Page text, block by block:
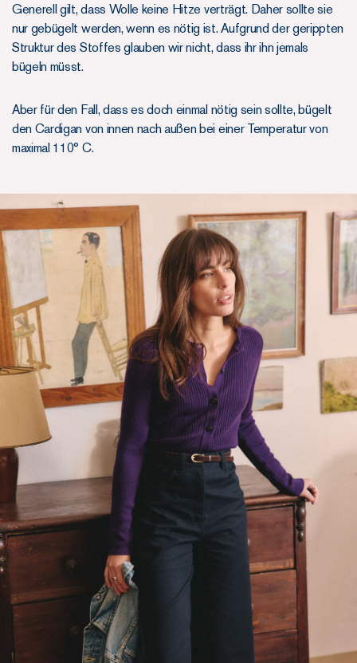
Generell gilt, dass Wolle keine Hitze verträgt. Daher sollte sie
nur gebügelt werden, wenn es nötig ist. Aufgrund der gerippten
Struktur des Stoffes glauben wir nicht, dass ihr ihn jemals
bügeln müsst.
Aber für den Fall, dass es doch einmal nötig sein sollte, bügelt
den Cardigan von innen nach außen bei einer Temperatur von
maximal 110° C.